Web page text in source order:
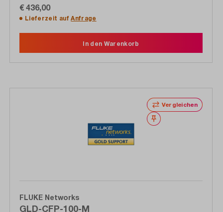
€ 436,00
Lieferzeit aufAnfrage
In den Warenkorb
Vergleichen
Merken
FLUKE Networks
GLD-CFP-100-M